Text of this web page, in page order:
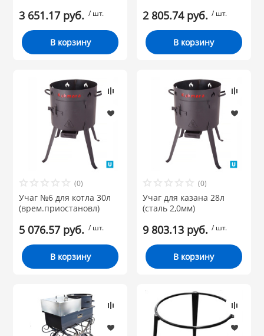
3 651.17 руб. / шт.
В корзину
2 805.74 руб. / шт.
В корзину
(0)
Учаг №6 для котла 30л
(врем.приостановл)
5 076.57 руб. / шт.
В корзину
(0)
Учаг для казана 28л
(сталь 2,0мм)
9 803.13 руб. / шт.
В корзину